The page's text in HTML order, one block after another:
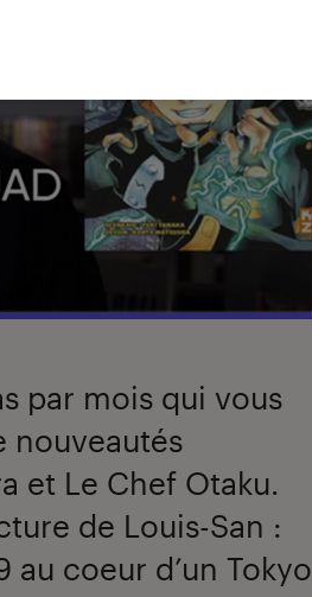
par mois qui vous
nouveautés
et Le Chef Otaku.
de Louis-San :
coeur d’un Tokyo